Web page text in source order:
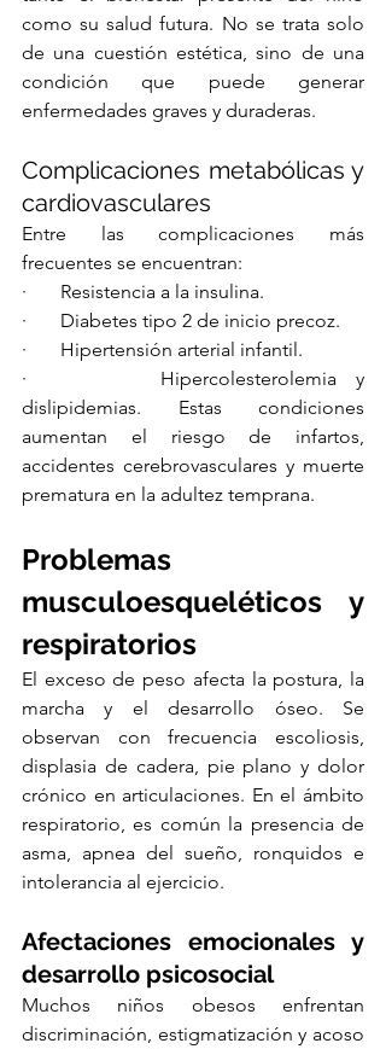
como su salud futura. No se trata solo
de una cuestión estética, sino de una
condición que puede generar
enfermedades graves y duraderas.
Complicaciones metabólicas y
cardiovasculares
Entre las complicaciones más
frecuentes se encuentran:
·       Resistencia a la insulina.
·       Diabetes tipo 2 de inicio precoz.
·       Hipertensión arterial infantil.
·       Hipercolesterolemia y
dislipidemias. Estas condiciones
aumentan el riesgo de infartos,
accidentes cerebrovasculares y muerte
prematura en la adultez temprana.
Problemas
musculoesqueléticos y
respiratorios
El exceso de peso afecta la postura, la
marcha y el desarrollo óseo. Se
observan con frecuencia escoliosis,
displasia de cadera, pie plano y dolor
crónico en articulaciones. En el ámbito
respiratorio, es común la presencia de
asma, apnea del sueño, ronquidos e
intolerancia al ejercicio.
Afectaciones emocionales y
desarrollo psicosocial
Muchos niños obesos enfrentan
discriminación, estigmatización y acoso